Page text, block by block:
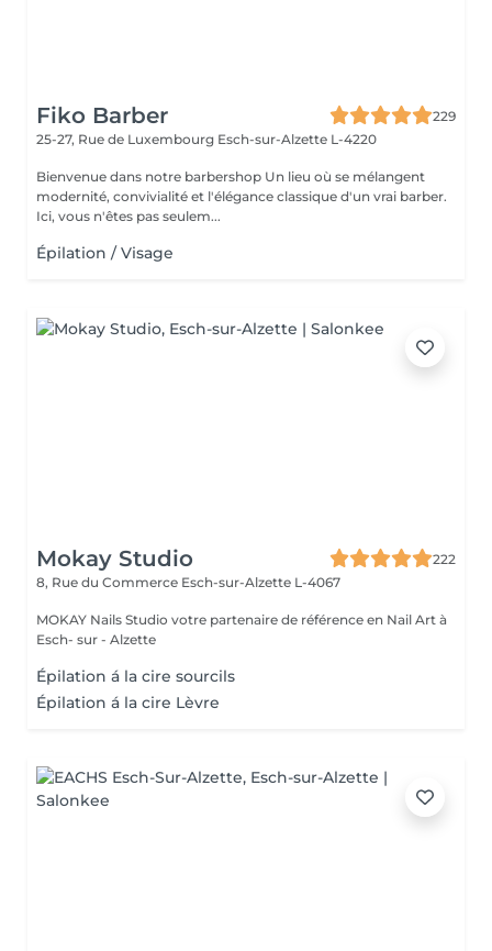
Fiko Barber
229
25-27, Rue de Luxembourg Esch-sur-Alzette L-4220
Bienvenue dans notre barbershop Un lieu où se mélangent
modernité, convivialité et l'élégance classique d'un vrai barber.
Ici, vous n'êtes pas seulem...
Épilation / Visage
Mokay Studio
222
8, Rue du Commerce Esch-sur-Alzette L-4067
MOKAY Nails Studio votre partenaire de référence en Nail Art à
Esch- sur - Alzette
Épilation á la cire sourcils
Épilation á la cire Lèvre